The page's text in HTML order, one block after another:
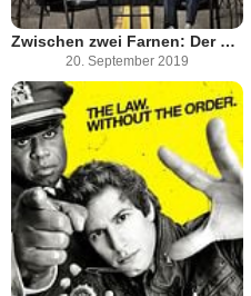
Zwischen zwei Farnen: Der Film
20. September 2019